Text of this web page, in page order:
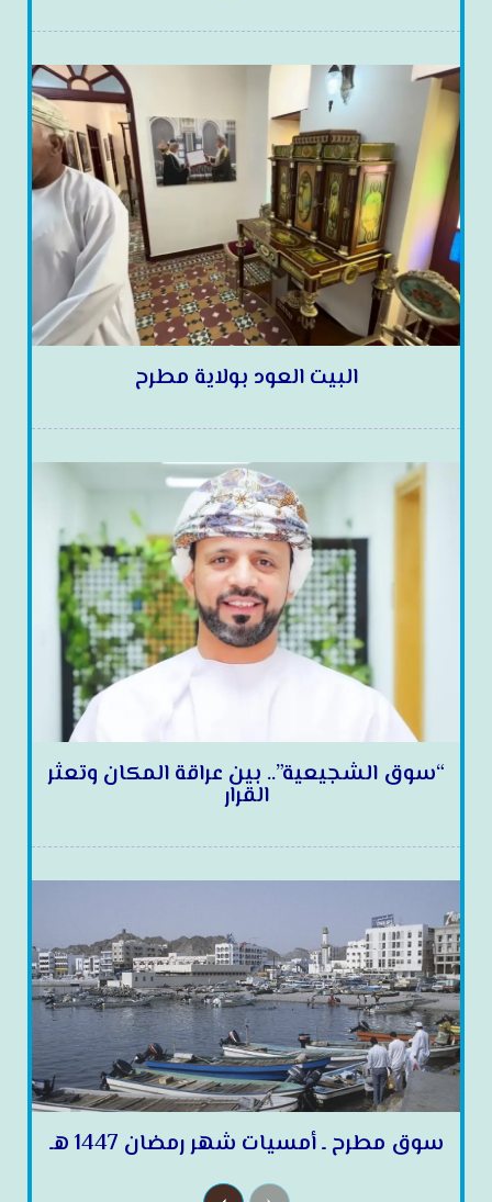
البيت العود بولاية مطرح
“سوق الشجيعية”.. بين عراقة المكان وتعثر
القرار
سوق مطرح ـ أمسيات شهر رمضان 1447 هـ